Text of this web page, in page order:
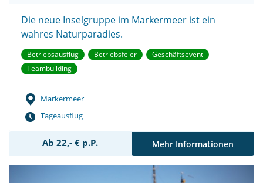
Die neue Inselgruppe im Markermeer ist ein
wahres Naturparadies.
Betriebsausflug Betriebsfeier
Geschäftsevent
Teambuilding
Markermeer
Tageausflug
Ab 22,- € p.P. Mehr Informationen